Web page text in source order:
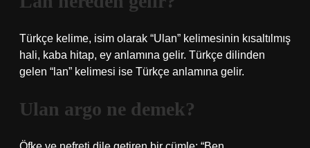
Türkçe kelime, isim olarak “Ulan” kelimesinin kısaltılmış
hali, kaba hitap, ey anlamına gelir. Türkçe dilinden
gelen “lan” kelimesi ise Türkçe anlamına gelir.
Ulan argo ne demek?